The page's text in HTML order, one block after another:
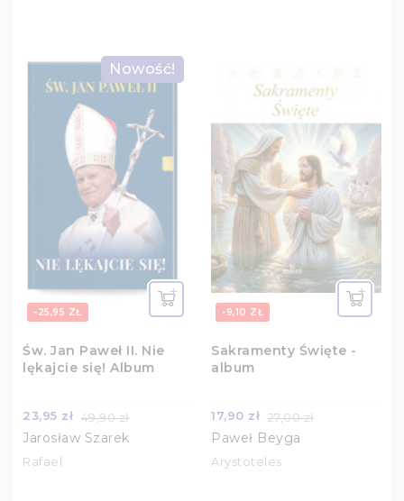
-25,95 ZŁ
Nowość!
Św. Jan Paweł II. Nie
lękajcie się! Album
23,95 zł 49,90 zł
Jarosław Szarek
Rafael
-9,10 ZŁ
Sakramenty Święte -
album
17,90 zł 27,00 zł
Paweł Beyga
Arystoteles